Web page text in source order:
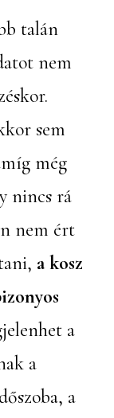
talán
nem
sem
még
nincs rá
nem ért
a kosz
a
a
a